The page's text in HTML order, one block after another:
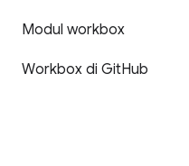
Modul workbox
Workbox di GitHub